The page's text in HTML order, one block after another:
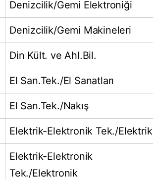
Denizcilik/Gemi Elektroniği
Denizcilik/Gemi Makineleri
Din Kült. ve Ahl.Bil.
El San.Tek./El Sanatları
El San.Tek./Nakış
Elektrik-Elektronik Tek./Elektrik
Elektrik-Elektronik
Tek./Elektronik